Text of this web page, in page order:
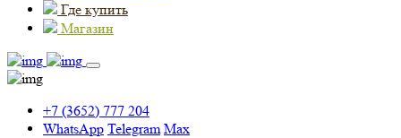
Где купить
Магазин
+7 (3652) 777 204
WhatsApp Telegram Max